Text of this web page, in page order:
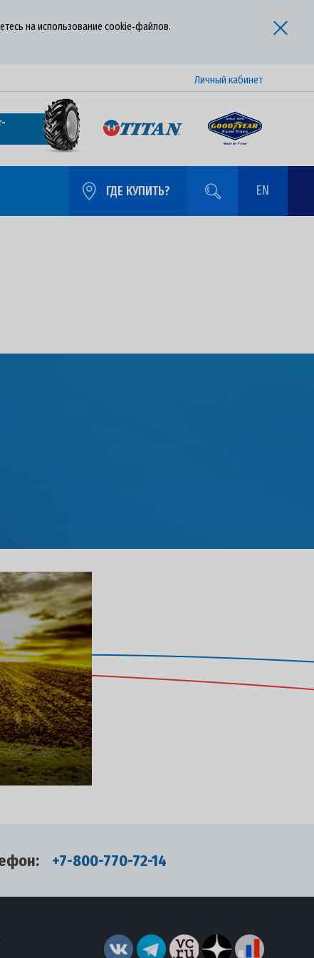
на использование cookie‑файлов.
Личный кабинет
ГДЕ КУПИТЬ? EN
+7-800-770-72-14